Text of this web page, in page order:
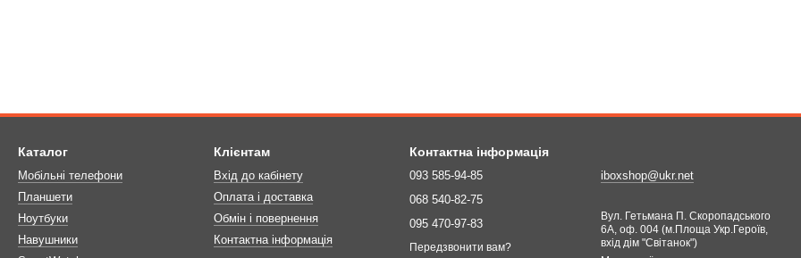
Каталог
Мобільні телефони
Планшети
Ноутбуки
Навушники
Клієнтам
Вхід до кабінету
Оплата і доставка
Обмін і повернення
Контактна інформація
Контактна інформація
093 585-94-85
068 540-82-75
095 470-97-83
Передзвонити вам?
iboxshop@ukr.net
Вул. Гетьмана П. Скоропадського
6А, оф. 004 (м.Площа Укр.Героїв,
вхід дім "Світанок")